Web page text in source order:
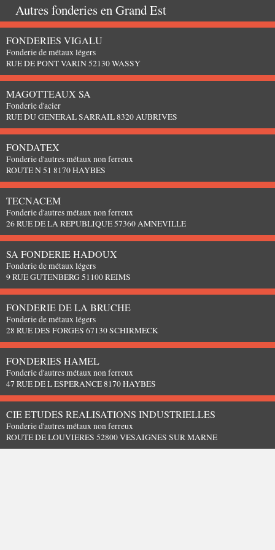
Autres fonderies enGrand Est
FONDERIES VIGALU
Fonderie de métaux légers
RUE DE PONT VARIN 52130 WASSY
MAGOTTEAUX SA
Fonderie d'acier
RUE DU GENERAL SARRAIL 8320 AUBRIVES
FONDATEX
Fonderie d'autres métaux non ferreux
ROUTE N 51 8170 HAYBES
TECNACEM
Fonderie d'autres métaux non ferreux
26 RUE DE LA REPUBLIQUE 57360 AMNEVILLE
SA FONDERIE HADOUX
Fonderie de métaux légers
9 RUE GUTENBERG 51100 REIMS
FONDERIE DE LA BRUCHE
Fonderie de métaux légers
28 RUE DES FORGES 67130 SCHIRMECK
FONDERIES HAMEL
Fonderie d'autres métaux non ferreux
47 RUE DE L ESPERANCE 8170 HAYBES
CIE ETUDES REALISATIONS INDUSTRIELLES
Fonderie d'autres métaux non ferreux
ROUTE DE LOUVIERES 52800 VESAIGNES SUR MARNE